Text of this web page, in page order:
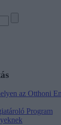
az Otthoni
Program